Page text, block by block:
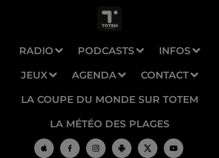
RADIO PODCASTS INFOS
JEUX AGENDA CONTACT
LA COUPE DU MONDE SUR TOTEM
LA MÉTÉO DES PLAGES